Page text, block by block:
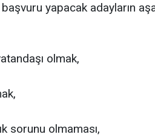
başvuru yapacak adayların
olmak,
sorunu olmaması,